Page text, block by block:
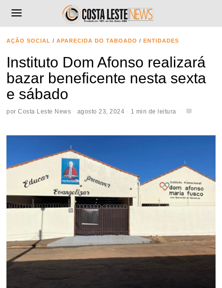
AÇÃO SOCIAL / APARECIDA DO TABOADO / ENTIDADES
Instituto Dom Afonso realizará
bazar beneficente nesta sexta
e sábado
porCosta Leste News agosto 23, 2024 1 min de leitura